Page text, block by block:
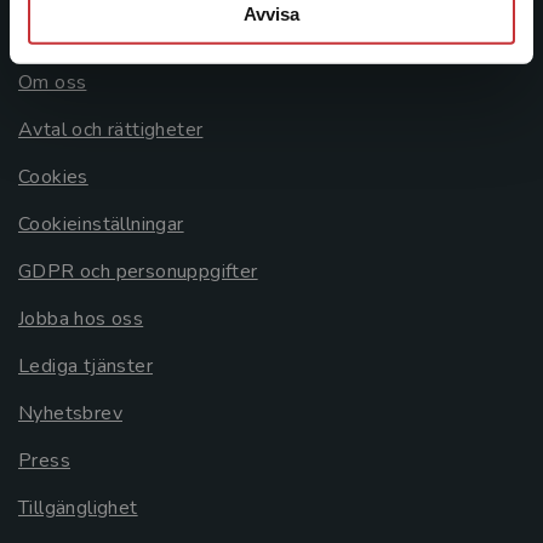
Avvisa
Om oss
Avtal och rättigheter
Cookies
Cookieinställningar
GDPR och personuppgifter
Jobba hos oss
Lediga tjänster
Nyhetsbrev
Press
Tillgänglighet